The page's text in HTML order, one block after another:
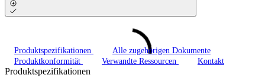
Produktspezifikationen
Alle zugehörigen Dokumente
Produktkonformität
Verwandte Ressourcen Kontakt
Produktspezifikationen